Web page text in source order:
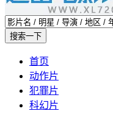
首页
动作片
犯罪片
科幻片